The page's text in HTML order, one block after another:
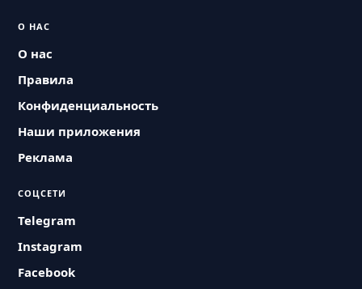
О НАС
О нас
Правила
Конфиденциальность
Наши приложения
Реклама
СОЦСЕТИ
Telegram
Instagram
Facebook